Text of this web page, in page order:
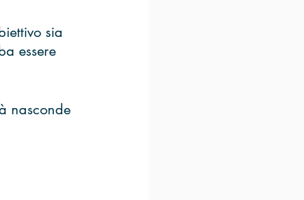
sia
essere
nasconde